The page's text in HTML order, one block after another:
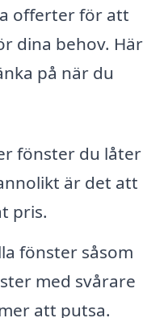
offerter för att
dina behov. Här
på när du
fönster du låter
är det att
pris.
fönster såsom
med svårare
att putsa.